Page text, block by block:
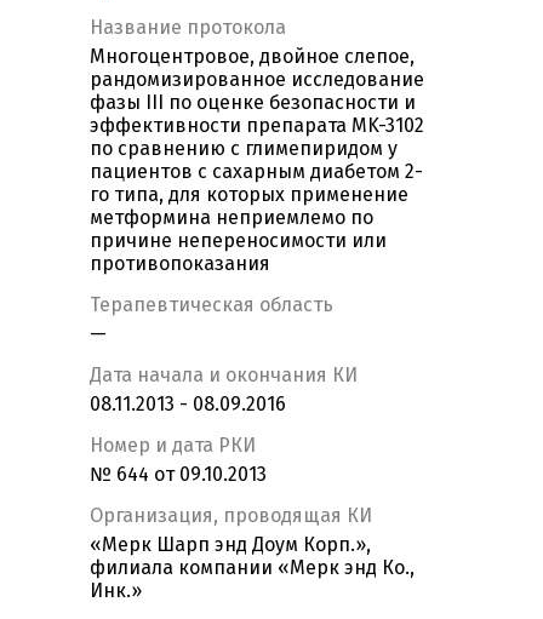
Название протокола
Многоцентровое, двойное слепое,
рандомизированное исследование
фазы III по оценке безопасности и
эффективности препарата MK-3102
по сравнению с глимепиридом у
пациентов с сахарным диабетом 2-
го типа, для которых применение
метформина неприемлемо по
причине непереносимости или
противопоказания
Терапевтическая область
—
Дата начала и окончания КИ
08.11.2013 - 08.09.2016
Номер и дата РКИ
№ 644 от 09.10.2013
Организация, проводящая КИ
«Мерк Шарп энд Доум Корп.»,
филиала компании «Мерк энд Ко.,
Инк.»